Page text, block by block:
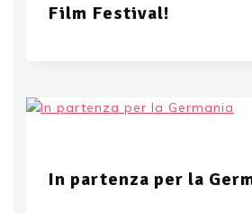
Film Festival!
In partenza per la